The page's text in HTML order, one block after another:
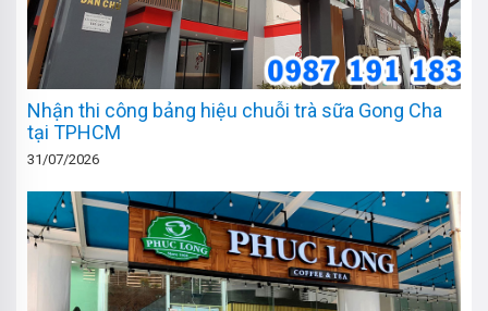
Nhận thi công bảng hiệu chuỗi trà sữa Gong Cha
tại TPHCM
31/07/2026